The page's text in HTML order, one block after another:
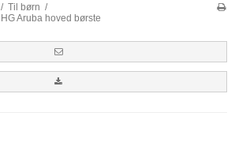
/ Til børn /
HG Aruba hoved børste